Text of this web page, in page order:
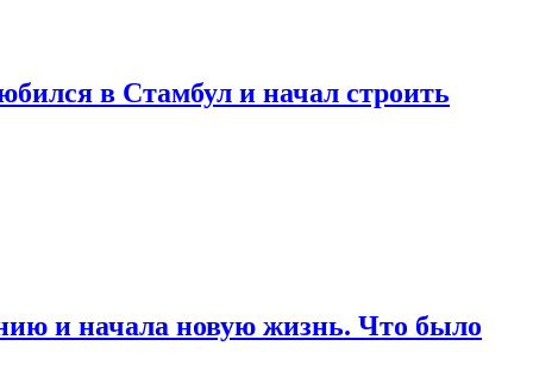
в Стамбул и начал строить
и начала новую жизнь. Что было